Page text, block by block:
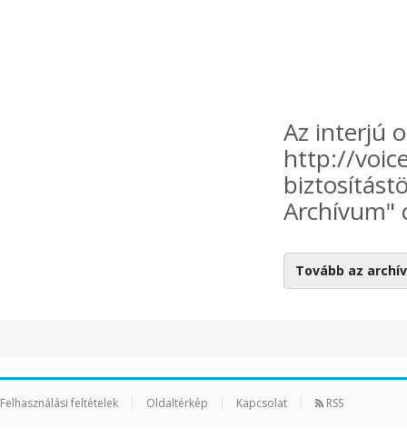
Az interjú
http://
Archívum"
Tovább az
Felhasználási feltételek Oldaltérkép Kapcsolat RSS